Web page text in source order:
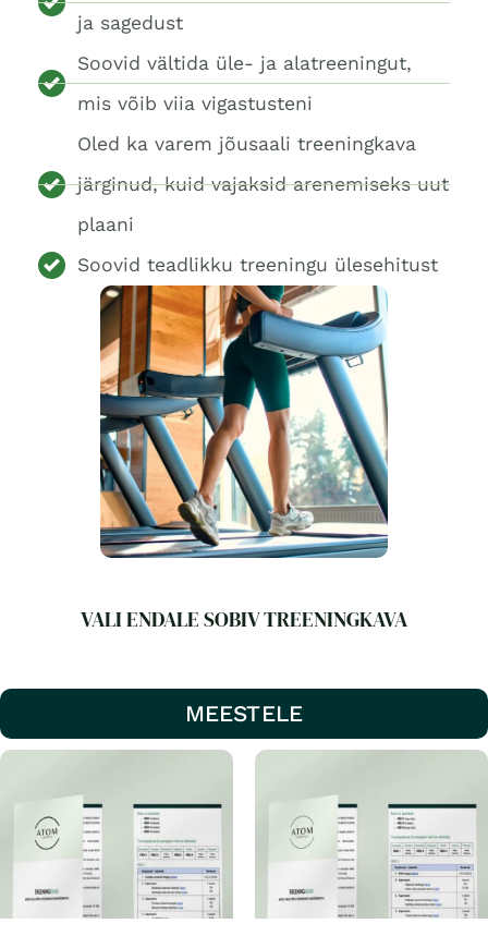
ja sagedust
Soovid vältida üle- ja alatreeningut,
mis võib viia vigastusteni
Oled ka varem jõusaali treeningkava
järginud, kuid vajaksid arenemiseks uut
plaani
Soovid teadlikku treeningu ülesehitust
VALI ENDALE SOBIV TREENINGKAVA
MEESTELE